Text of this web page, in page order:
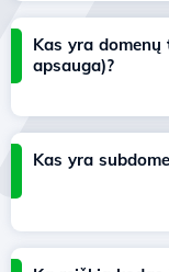
Kas yra
apsauga)?
Kas yra